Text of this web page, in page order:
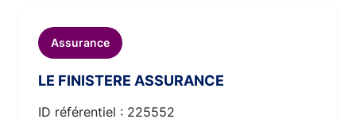
Assurance
LE FINISTERE ASSURANCE
ID référentiel : 225552